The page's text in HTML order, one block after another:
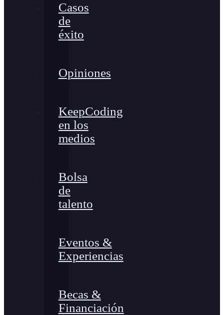
Casos
de
éxito
Opiniones
KeepCoding
en los
medios
Bolsa
de
talento
Eventos &
Experiencias
Becas &
Financiación